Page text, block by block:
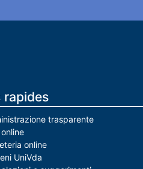
rapides
trasparente
online
UniVda